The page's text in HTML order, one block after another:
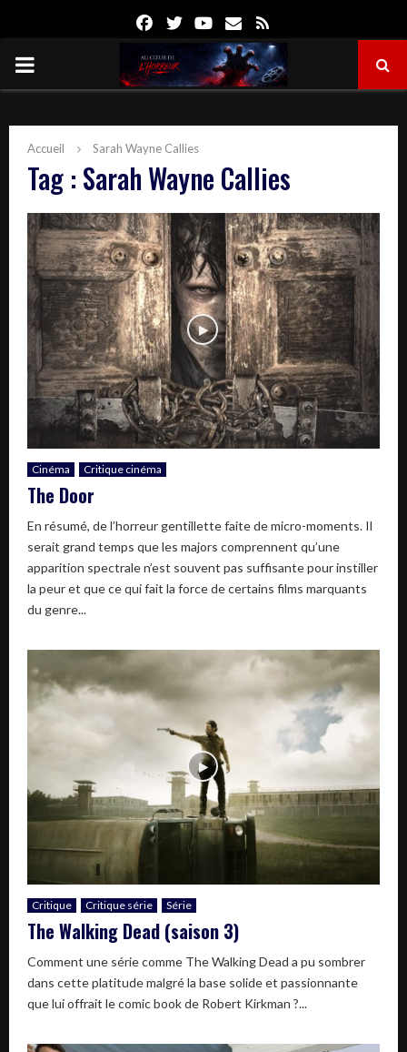
FacebookTwitterYoutube
Email
PRIMARY
Accueil Sarah Wayne Callies
Tag : Sarah Wayne Callies
Cinéma Critique cinéma
The Door
En résumé, de l’horreur gentillette faite de micro-moments. Il
serait grand temps que les majors comprennent qu’une
apparition spectrale n’est souvent pas suffisante pour instiller
la peur et que ce qui fait la force de certains films marquants
du genre...
Critique Critique série Série
The Walking Dead (saison 3)
Comment une série comme The Walking Dead a pu sombrer
dans cette platitude malgré la base solide et passionnante
que lui offrait le comic book de Robert Kirkman ?...